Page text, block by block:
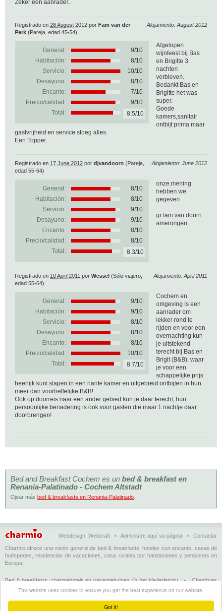
Got it!
This website uses cookies to ensure you get the best experience on our website.
Zeker een aanrader..
Alojamiento: August 2012
Registrado en 28 August 2012 por Fam van der
Perk (Pareja, edad 45-54)
General: 9/10
Habitación:
8/10
Servicio:
10/10
Desayuno:
8/10
Encanto:
7/10
Precio/calidad:
9/10
Total:
8.5/10
Afgelopen
wijnfeest bij Bas
en Brigitte 3
nachten
verbleven.
Bedankt Bas en
Brigitte het was
super.
Goede
kamers,sanitair
ontbijt prima maar
gastvrijheid en service sloeg alles.
Een Topper.
Alojamiento: June 2012
Registrado en 17 June 2012 por djvandoorn (Pareja,
edad 55-64)
General: 8/10
Habitación:
8/10
Servicio:
9/10
Desayuno:
9/10
Encanto:
8/10
Precio/calidad:
8/10
Total:
8.3/10
onze.mening
hebben we
gegeven
gr fam van doorn
amerongen
Alojamiento: April 2011
Registrado en 10 April 2011 por Wessel (Sólo viajero,
edad 55-64)
General: 9/10
Habitación:
9/10
Servicio:
8/10
Desayuno:
8/10
Encanto:
8/10
Precio/calidad:
10/10
Total:
8.7/10
Cochem en
omgeving is een
aanrader om
lekker rond te
rijden en voor een
overnachting kun
je uitstekend
terecht bij Bas en
Brigit (B&B), waar
je voor een
schappelijke prijs
heerlijk kunt slapen in een riante kamer en uitgebreid ontbijten in hun
meer dan voortreffelijke B&B!
Ook op doorreis naar een ander gebied kun je daar terecht; hun
persoonlijke benadering is ook voor gasten die maar 1 nachtje daar
doorbrengen!
Bed and Breakfast Cochem es un bed & breakfast en
Renania-Palatinado - Cochem Altstadt
Ojear más bed & breakfasts en Renania-Palatinado
Webdesign: Webcraft • Administre aquí su página • Contactar
Charmio ofrece una visión general de bed & breakfasts, hoteles con encanto, casas de
huéspedes, residencias de vacaciones, casa rurales por habitaciones y pensiones en
Europa.
Bed & breakfasts, charmehotels en vakantiehuizen (in het Nederlands)•Chambres
d'hôtes, hôtels de charme et logements de vacances
(en français) •
breakfasts, charming hotels and holiday accommodations
Breakfast, Charme-Hotels und Ferienhäuser (auf Deutsch)•Bed & breakfast, hoteles